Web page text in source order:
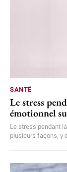
SANTÉ
Le stress
émotionnel
Le stress pendant
plusieurs façons, y